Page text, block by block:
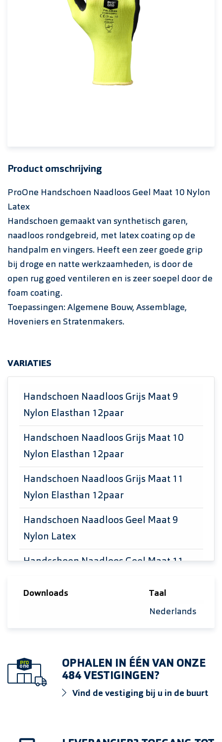
Product omschrijving
ProOne Handschoen Naadloos Geel Maat 10 Nylon
Latex
Handschoen gemaakt van synthetisch garen,
naadloos rondgebreid, met latex coating op de
handpalm en vingers. Heeft een zeer goede grip
bij droge en natte werkzaamheden, is door de
open rug goed ventileren en is zeer soepel door de
foam coating.
Toepassingen: Algemene Bouw, Assemblage,
Hoveniers en Stratenmakers.
VARIATIES
Handschoen Naadloos Grijs Maat 9
Nylon Elasthan 12paar
Handschoen Naadloos Grijs Maat 10
Nylon Elasthan 12paar
Handschoen Naadloos Grijs Maat 11
Nylon Elasthan 12paar
Handschoen Naadloos Geel Maat 9
Nylon Latex
Handschoen Naadloos Geel Maat 11
Nylon Elasthan
Handschoen Naadloos Grijs Maat 9
Downloads
Taal
Selecteer taal
OPHALEN IN ÉÉN VAN ONZE
484 VESTIGINGEN?
Vind de vestiging bij u in de buurt